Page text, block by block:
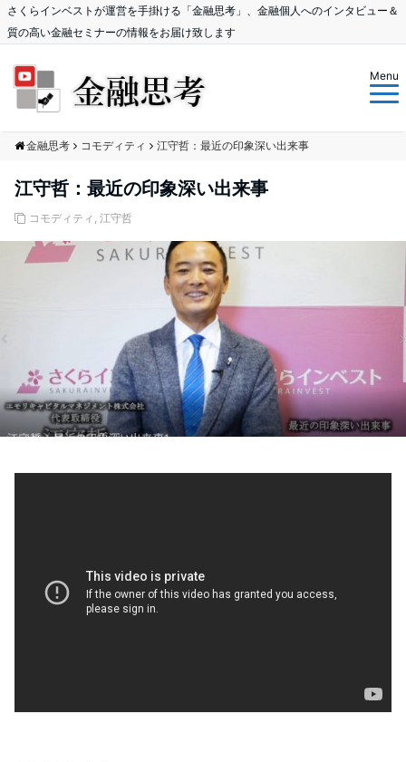
さくらインベストが運営を手掛ける「金融思考」、金融個人へのインタビュー＆
質の高い金融セミナーの情報をお届け致します
Menu
金融思考 コモディティ 江守哲：最近の印象深い出来事
江守哲：最近の印象深い出来事
コモディティ , 江守哲